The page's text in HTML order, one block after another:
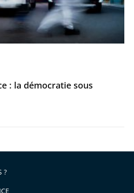
: la démocratie sous
?